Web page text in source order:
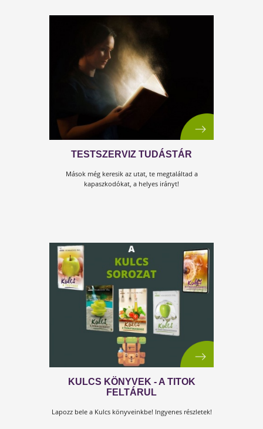
KULCS A STRESSZHEZ - OLVASS
BELE
Nem zsákba macska, olvass bele most!
STRESSZKÖNYVÜNK NYOMDAI
KIVITELBEN
AZ ELŐVÁSÁRLÁSI AKCIÓNK VÉGET ÉRT!